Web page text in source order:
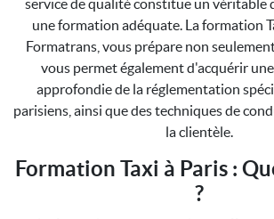
service de qualité constitue un véritable
une formation adéquate. La formation
Formatrans, vous prépare non
vous permet également d'acquérir
approfondie de la réglementation
parisiens, ainsi que des techniques de
la clientèle.
Formation Taxi à Paris :
?